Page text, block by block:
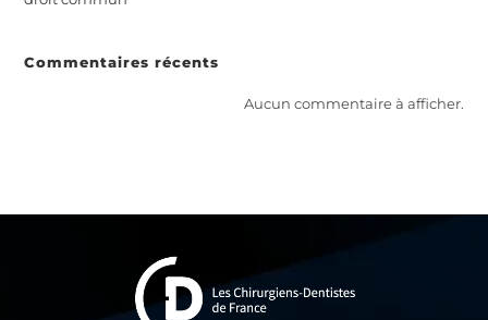
Commentaires récents
Aucun commentaire à afficher.